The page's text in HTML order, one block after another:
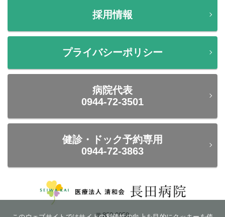
採用情報
プライバシーポリシー
病院代表
0944-72-3501
健診・ドック予約専用
0944-72-3863
〒832-0059